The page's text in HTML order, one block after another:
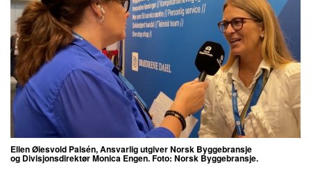
Ellen Øiesvold Palsén, Ansvarlig utgiver Norsk Byggebransje
og Divisjonsdirektør Monica Engen.Foto: Norsk Byggebransje.